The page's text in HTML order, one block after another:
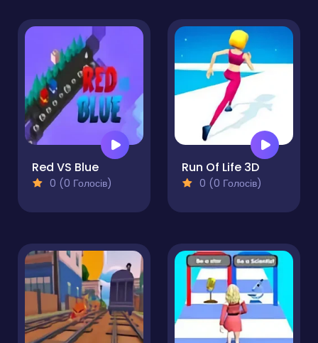
Red VS Blue
0 (0 Голосів)
Run Of Life 3D
0 (0 Голосів)